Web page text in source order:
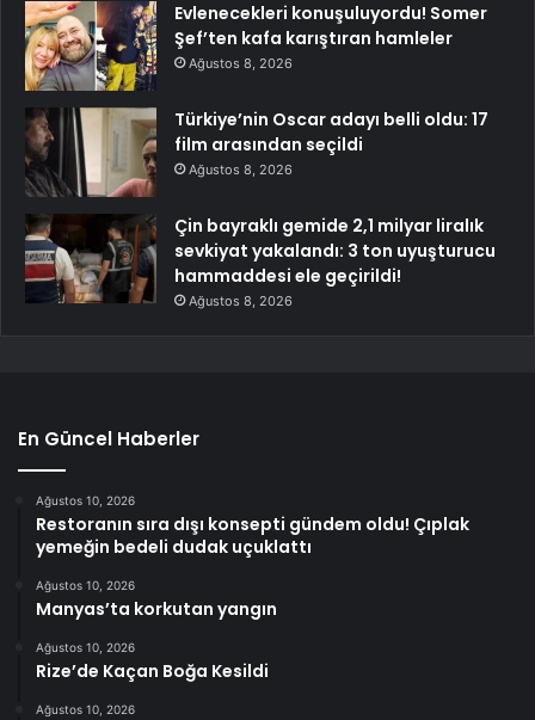
Evlenecekleri konuşuluyordu! Somer
Şef’ten kafa karıştıran hamleler
Ağustos 8, 2026
Türkiye’nin Oscar adayı belli oldu: 17
film arasından seçildi
Ağustos 8, 2026
Çin bayraklı gemide 2,1 milyar liralık
sevkiyat yakalandı: 3 ton uyuşturucu
hammaddesi ele geçirildi!
Ağustos 8, 2026
En Güncel Haberler
Ağustos 10, 2026
Restoranın sıra dışı konsepti gündem oldu! Çıplak
yemeğin bedeli dudak uçuklattı
Ağustos 10, 2026
Manyas’ta korkutan yangın
Ağustos 10, 2026
Rize’de Kaçan Boğa Kesildi
Ağustos 10, 2026